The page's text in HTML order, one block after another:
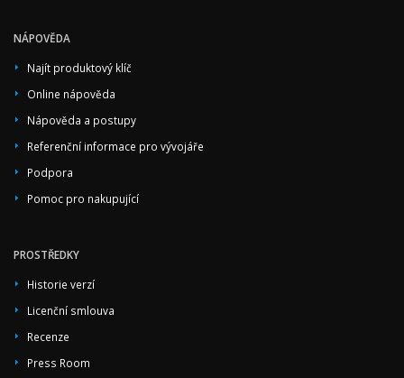
NÁPOVĚDA
Najít produktový klíč
Online nápověda
Nápověda a postupy
Referenční informace pro vývojáře
Podpora
Pomoc pro nakupující
PROSTŘEDKY
Historie verzí
Licenční smlouva
Recenze
Press Room